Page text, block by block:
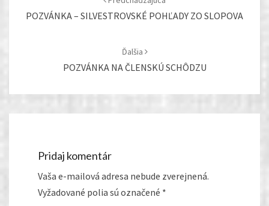
POZVÁNKA – SILVESTROVSKÉ POHĽADY ZO SLOPOVA
Ďalšia
POZVÁNKA NA ČLENSKÚ SCHÔDZU
Pridaj komentár
Vaša e-mailová adresa nebude zverejnená.
Vyžadované polia sú označené *